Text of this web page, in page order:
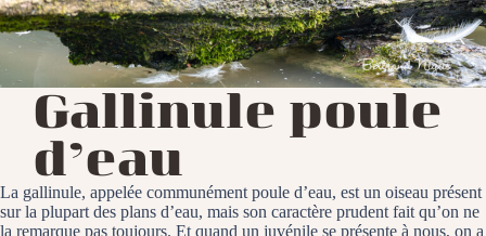
Gallinule poule
d’eau
La gallinule, appelée communément poule d’eau, est un oiseau présent
sur la plupart des plans d’eau, mais son caractère prudent fait qu’on ne
la remarque pas toujours. Et quand un juvénile se présente à nous, on a